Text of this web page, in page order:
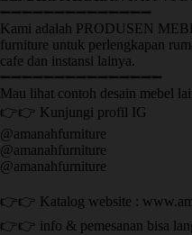
➖➖➖➖➖➖➖➖➖➖➖➖➖➖
Kami adalah PRODUSEN
furniture untuk perlengkapan
cafe dan instansi lainya.
➖➖➖➖➖➖➖➖➖➖➖➖➖➖➖
Mau lihat contoh desain mebel
👉👉 Kunjungi profil IG
@amanahfurniture
@amanahfurniture
@amanahfurniture
👉👉 Katalog website :
👉👉 info & pemesanan bisa